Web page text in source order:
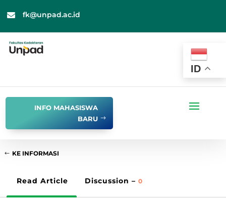
 fk@unpad.ac.id
ID
INFO MAHASISWA
BARU
KE INFORMASI
Read Article Discussion – 0